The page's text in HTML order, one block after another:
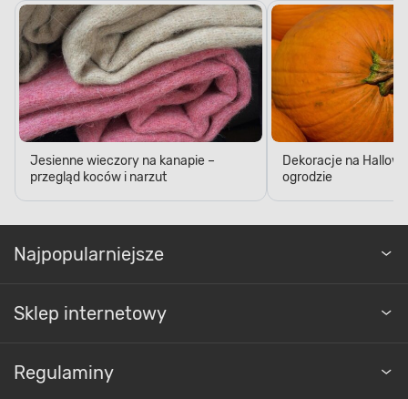
Jesienne wieczory na kanapie –
przegląd koców i narzut
Dekoracje na
ogrodzie
Najpopularniejsze
Sklep internetowy
Regulaminy